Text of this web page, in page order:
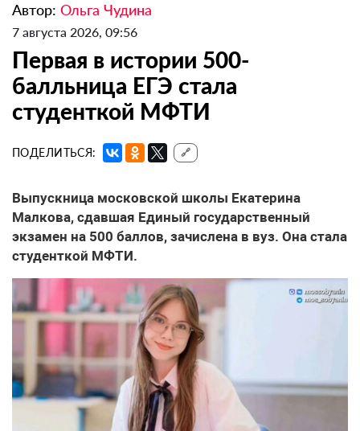
Автор: Ольга Чудина
7 августа 2026, 09:56
Первая в истории 500-
балльница ЕГЭ стала
студенткой МФТИ
ПОДЕЛИТЬСЯ: 🔗
Выпускница московской школы Екатерина
Малкова, сдавшая Единый государственный
экзамен на 500 баллов, зачислена в вуз. Она стала
студенткой МФТИ.